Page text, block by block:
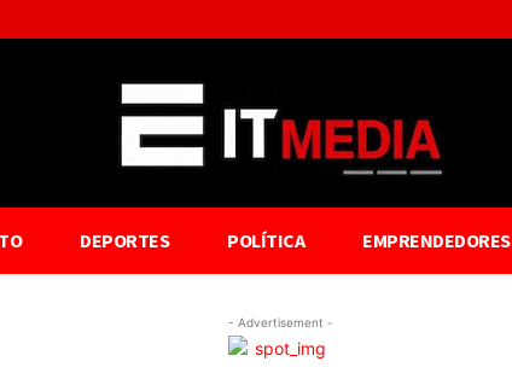
DEPORTES POLÍTICA EMPRENDEDORES
- Advertisement -